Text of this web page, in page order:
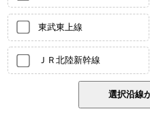
東武東上線
ＪＲ北陸新幹線